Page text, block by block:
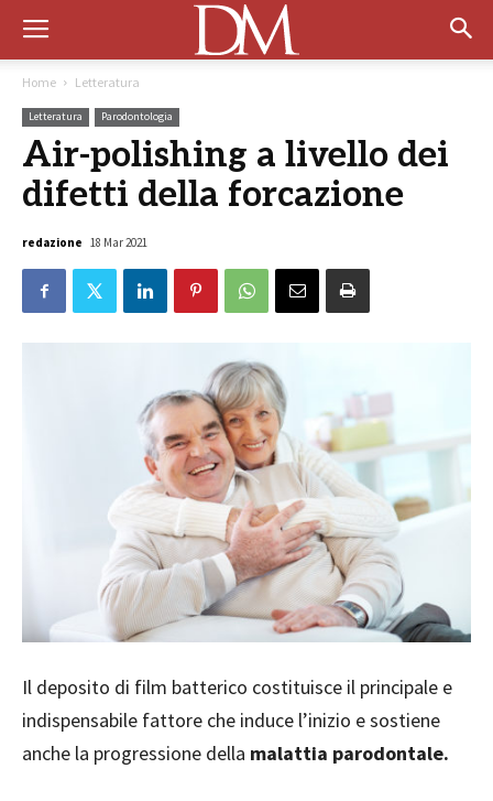
Home Letteratura
Letteratura Parodontologia
Air-polishing a livello dei
difetti della forcazione
redazione 18 Mar 2021
Il deposito di film batterico costituisce il principale e
indispensabile fattore che induce l’inizio e sostiene
anche la progressione della malattia parodontale.